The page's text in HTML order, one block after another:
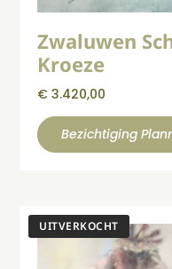
Zwaluwen
Kroeze
€ 3.420,00
Bezichtiging